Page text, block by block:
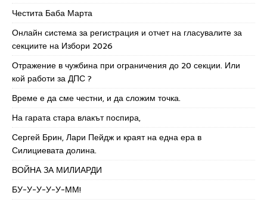
Честита Баба Марта
Онлайн система за регистрация и отчет на гласувалите за
секциите на Избори 2026
Отражение в чужбина при ограничения до 20 секции. Или
кой работи за ДПС ?
Време е да сме честни, и да сложим точка.
На гарата стара влакът поспира,
Сергей Брин, Лари Пейдж и краят на една ера в
Силициевата долина.
ВОЙНА ЗА МИЛИАРДИ
БУ-У-У-У-У-ММ!